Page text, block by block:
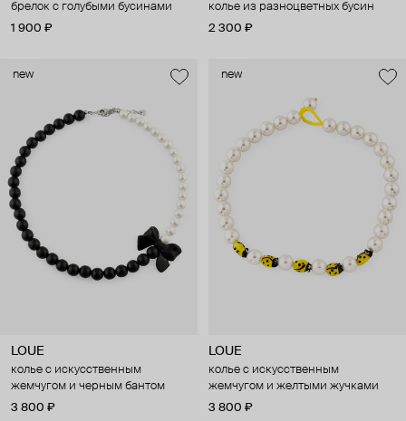
брелок с голубыми бусинами
1 900 ₽
колье из разноцветных бусин
2 300 ₽
new
LOUE
колье с искусственным
жемчугом и черным бантом
3 800 ₽
new
LOUE
колье с искусственным
жемчугом и желтыми жучками
3 800 ₽